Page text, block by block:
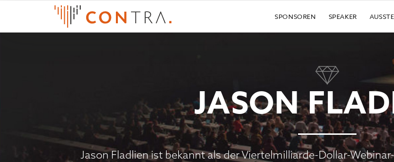
SPONSOREN SPEAKER
JASON
Jason Fladlien ist bekannt als der Viertelmilliarde-Dollar-